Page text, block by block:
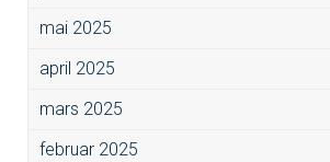
mai 2025
april 2025
mars 2025
februar 2025